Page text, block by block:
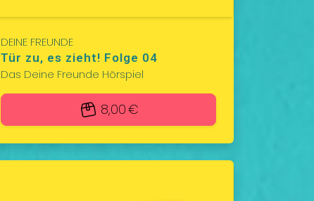
DEINE FREUNDE
Tür zu, es zieht! Folge 04
Das Deine Freunde Hörspiel
8,00 €